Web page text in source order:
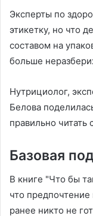
Эксперты по
этикетку, но что
составом на
больше
Нутрициолог,
Белова
правильно читать
Базовая
В книге "Что бы
что
ранее никто не